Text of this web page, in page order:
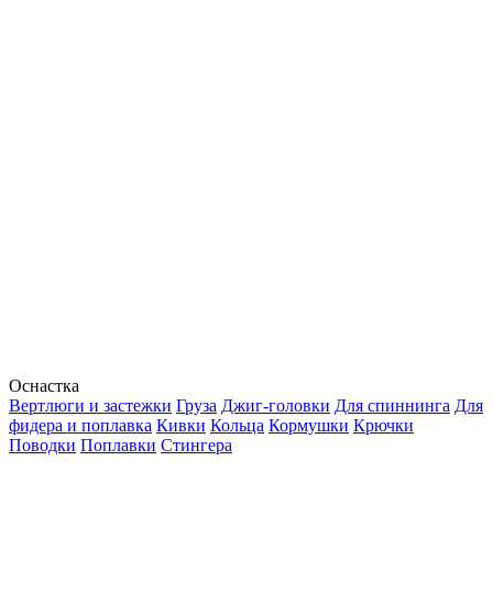
Оснастка
Вертлюги и застежки Груза Джиг-головки Для спиннинга Для
фидера и поплавка Кивки Кольца Кормушки Крючки
Поводки Поплавки Стингера